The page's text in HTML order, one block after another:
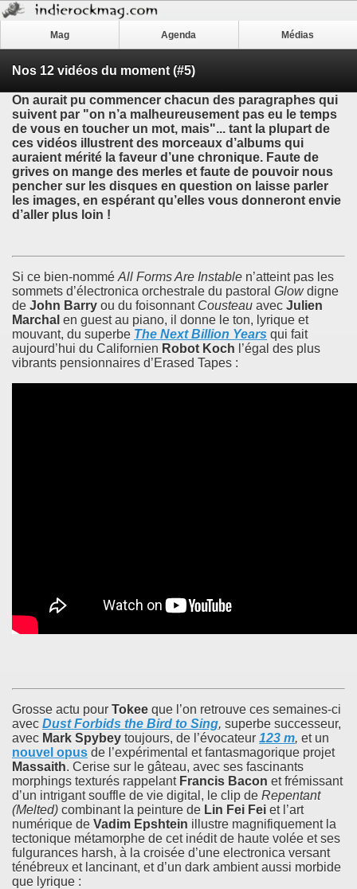
Mag Agenda Médias
Nos 12 vidéos du moment (#5)
On aurait pu commencer chacun des paragraphes qui
suivent par "on n’a malheureusement pas eu le temps
de vous en toucher un mot, mais"... tant la plupart de
ces vidéos illustrent des morceaux d’albums qui
auraient mérité la faveur d’une chronique. Faute de
grives on mange des merles et faute de pouvoir nous
pencher sur les disques en question on laisse parler
les images, en espérant qu’elles vous donneront envie
d’aller plus loin !
Si ce bien-nommé All Forms Are Instable n’atteint pas les
sommets d’électronica orchestrale du pastoral Glowdigne
de John Barry ou du foisonnant Cousteau avec Julien
Marchal en guest au piano, il donne le ton, lyrique et
mouvant, du superbe The Next Billion Years qui fait
aujourd’hui du Californien Robot Koch l’égal des plus
vibrants pensionnaires d’Erased Tapes :
Grosse actu pour Tokee que l’on retrouve ces semaines-ci
avec Dust Forbids the Bird to Sing, superbe successeur,
avec Mark Spybey toujours, de l’évocateur 123 m, et un
nouvel opus de l’expérimental et fantasmagorique projet
Massaith. Cerise sur le gâteau, avec ses fascinants
morphings texturés rappelant Francis Bacon et frémissant
d’un intrigant souffle de vie digital, le clip de Repentant
(Melted) combinant la peinture de Lin Fei Fei et l’art
numérique de Vadim Epshtein illustre magnifiquement la
tectonique métamorphe de cet inédit de haute volée et ses
fulgurances harsh, à la croisée d’une electronica versant
ténébreux et lancinant, et d’un dark ambient aussi morbide
que lyrique :